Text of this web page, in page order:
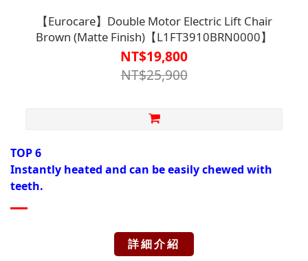
【Eurocare】Double Motor Electric Lift Chair
Brown (Matte Finish)【L1FT3910BRN0000】
NT$19,800
NT$25,900
TOP 6
Instantly heated and can be easily chewed with
teeth.
詳細介紹